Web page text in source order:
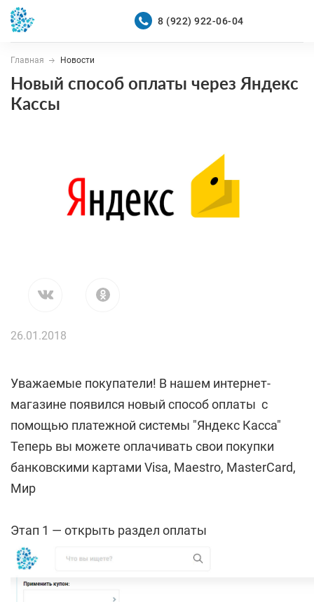
8 (922) 922-06-04
Главная Новости
Новый способ оплаты через Яндекс
Кассы
26.01.2018
Уважаемые покупатели! В нашем интернет-
магазине появился новый способ оплаты с
помощью платежной системы "Яндекс Касса"
Теперь вы можете оплачивать свои покупки
банковскими картами Visa, Maestro, MasterCard,
Мир
Этап 1 — открыть раздел оплаты
ПОКУПАТЕЛЯМ
Оптовый прайс-лист